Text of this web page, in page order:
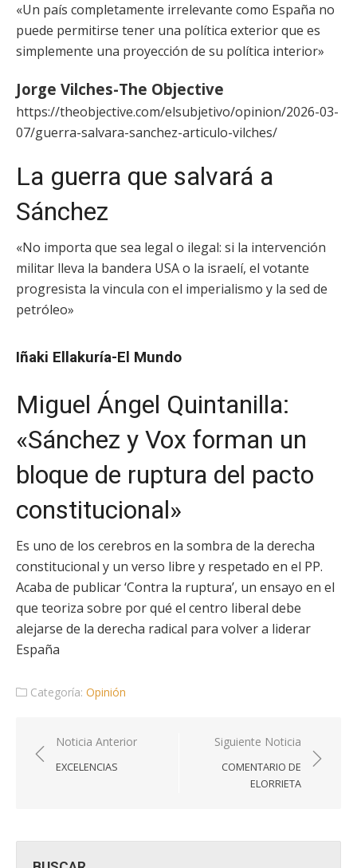
«Un país completamente irrelevante como España no
puede permitirse tener una política exterior que es
simplemente una proyección de su política interior»
Jorge Vilches-The Objective
https://theobjective.com/elsubjetivo/opinion/2026-03-
07/guerra-salvara-sanchez-articulo-vilches/
La guerra que salvará a
Sánchez
«No importa que sea legal o ilegal: si la intervención
militar lleva la bandera USA o la israelí, el votante
progresista la vincula con el imperialismo y la sed de
petróleo»
Iñaki Ellakuría-El Mundo
Miguel Ángel Quintanilla:
«Sánchez y Vox forman un
bloque de ruptura del pacto
constitucional»
Es uno de los cerebros en la sombra de la derecha
constitucional y un verso libre y respetado en el PP.
Acaba de publicar ‘Contra la ruptura’, un ensayo en el
que teoriza sobre por qué el centro liberal debe
alejarse de la derecha radical para volver a liderar
España
Categoría: Opinión
Navegación
de
Noticia Anterior
EXCELENCIAS
Siguiente Noticia
COMENTARIO DE
ELORRIETA